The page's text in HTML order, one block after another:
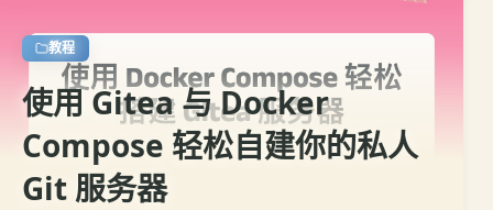
教程
使用 Gitea 与 Docker
Compose 轻松自建你的私人
Git 服务器